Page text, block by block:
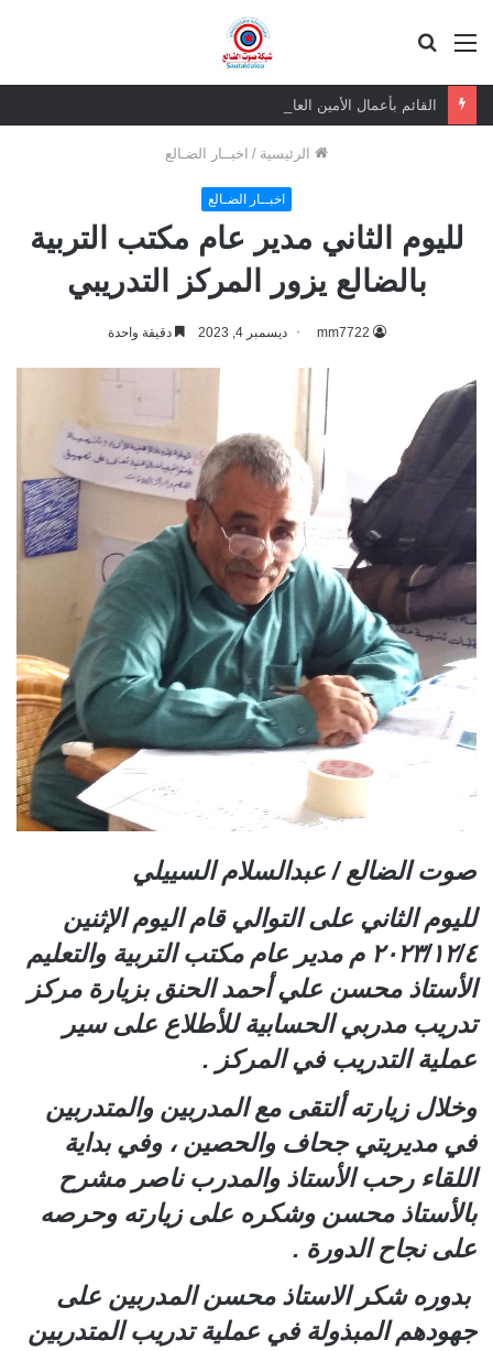
القائمة
الرئيسية / اخبــار الضـالع
اخبــار الضـالع
لليوم الثاني مدير عام مكتب التربية
بالضالع يزور المركز التدريبي
mm7722 ديسمبر 4, 2023 دقيقة واحدة
صوت الضالع / عبدالسلام السييلي
لليوم الثاني على التوالي قام اليوم الإثنين
٢٠٢٣/١٢/٤ م مدير عام مكتب التربية والتعليم
الأستاذ محسن علي أحمد الحنق بزيارة مركز
تدريب مدربي الحسابية للأطلاع على سير
عملية التدريب في المركز .
وخلال زيارته ألتقى مع المدربين والمتدربين
في مديريتي جحاف والحصين ، وفي بداية
اللقاء رحب الأستاذ والمدرب ناصر مشرح
بالأستاذ محسن وشكره على زيارته وحرصه
على نجاح الدورة .
بدوره شكر الاستاذ محسن المدربين على
جهودهم المبذولة في عملية تدريب المتدربين